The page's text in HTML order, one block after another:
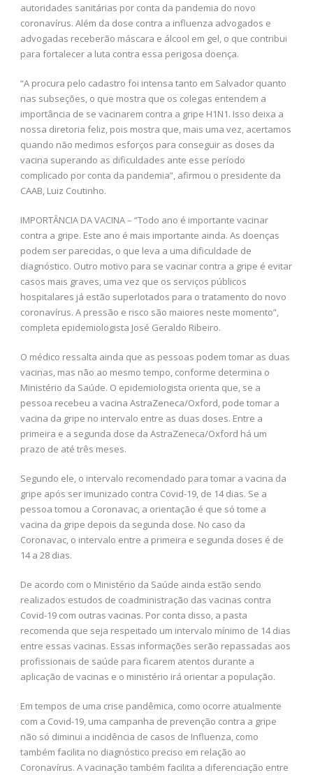
autoridades sanitárias por conta da pandemia do novo
coronavírus. Além da dose contra a influenza advogados e
advogadas receberão máscara e álcool em gel, o que contribui
para fortalecer a luta contra essa perigosa doença.
“A procura pelo cadastro foi intensa tanto em Salvador quanto
nas subseções, o que mostra que os colegas entendem a
importância de se vacinarem contra a gripe H1N1. Isso deixa a
nossa diretoria feliz, pois mostra que, mais uma vez, acertamos
quando não medimos esforços para conseguir as doses da
vacina superando as dificuldades ante esse período
complicado por conta da pandemia”, afirmou o presidente da
CAAB, Luiz Coutinho.
IMPORTÂNCIA DA VACINA – “Todo ano é importante vacinar
contra a gripe. Este ano é mais importante ainda. As doenças
podem ser parecidas, o que leva a uma dificuldade de
diagnóstico. Outro motivo para se vacinar contra a gripe é evitar
casos mais graves, uma vez que os serviços públicos
hospitalares já estão superlotados para o tratamento do novo
coronavírus. A pressão e risco são maiores neste momento”,
completa epidemiologista José Geraldo Ribeiro.
O médico ressalta ainda que as pessoas podem tomar as duas
vacinas, mas não ao mesmo tempo, conforme determina o
Ministério da Saúde. O epidemiologista orienta que, se a
pessoa recebeu a vacina AstraZeneca/Oxford, pode tomar a
vacina da gripe no intervalo entre as duas doses. Entre a
primeira e a segunda dose da AstraZeneca/Oxford há um
prazo de até três meses.
Segundo ele, o intervalo recomendado para tomar a vacina da
gripe após ser imunizado contra Covid-19, de 14 dias. Se a
pessoa tomou a Coronavac, a orientação é que só tome a
vacina da gripe depois da segunda dose. No caso da
Coronavac, o intervalo entre a primeira e segunda doses é de
14 a 28 dias.
De acordo com o Ministério da Saúde ainda estão sendo
realizados estudos de coadministração das vacinas contra
Covid-19 com outras vacinas. Por conta disso, a pasta
recomenda que seja respeitado um intervalo mínimo de 14 dias
entre essas vacinas. Essas informações serão repassadas aos
profissionais de saúde para ficarem atentos durante a
aplicação de vacinas e o ministério irá orientar a população.
Em tempos de uma crise pandêmica, como ocorre atualmente
com a Covid-19, uma campanha de prevenção contra a gripe
não só diminui a incidência de casos de Influenza, como
também facilita no diagnóstico preciso em relação ao
Coronavírus. A vacinação também facilita a diferenciação entre